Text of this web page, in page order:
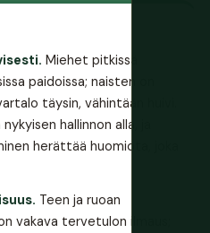
Miehet pitkissä
paidoissa; naisten on
täysin, vähintään huivi.
hallinnon alla, ja
herättää huomiota, joka
Teen ja ruoan
vakava tervetulon ilmaus;